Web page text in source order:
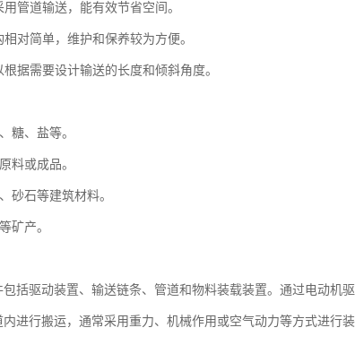
管道输送，能有效节省空间。
对简单，维护和保养较为方便。
据需要设计输送的长度和倾斜角度。
糖、盐等。
料或成品。
砂石等建筑材料。
矿产。
括驱动装置、输送链条、管道和物料装载装置。通过电动机
进行搬运，通常采用重力、机械作用或空气动力等方式进行装